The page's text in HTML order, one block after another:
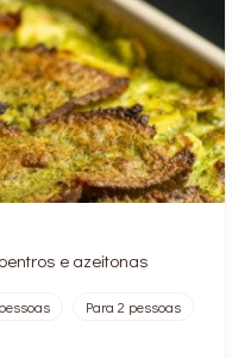
e azeitonas
Para 2 pessoas